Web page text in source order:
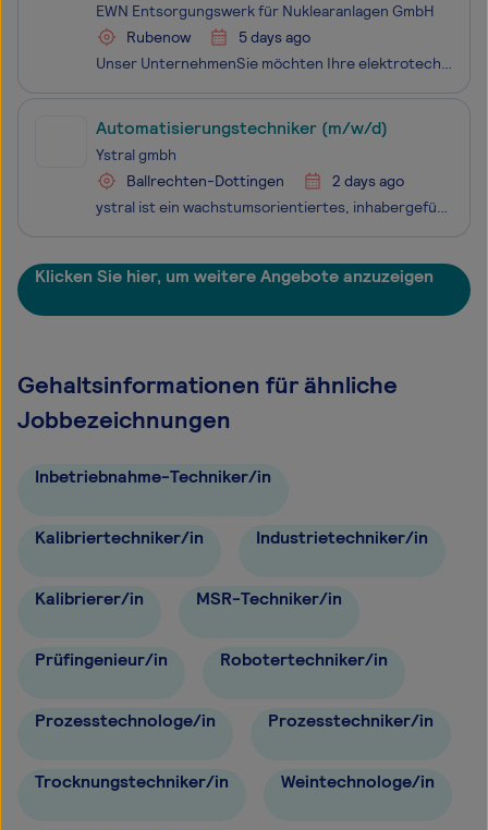
EWN Entsorgungswerk für Nuklearanlagen GmbH
Rubenow
5 days ago
Unser UnternehmenSie möchten Ihre elektrotechnische Expertise in einem technisch anspruchsvollen und zukunftsorientierten Umfeld einsetzen?
Automatisierungstechniker (m/w/d)
Ystral gmbh
Ballrechten-Dottingen
2 days ago
ystral ist ein wachstumsorientiertes, inhabergeführtes Unternehmen im Maschinen- und Anlagenbau mit über 280 Mitarbeitern. Wir projektieren, konstruieren und fertigen mit Herzblut und vollem Engagement durchdachte Mischmaschinen und Prozessanlagen für unsere Kunden aus unterschiedlichsten Branchen w
Klicken Sie hier, um weitere Angebote anzuzeigen
Gehaltsinformationen für ähnliche
Jobbezeichnungen
Inbetriebnahme-Techniker/in
Kalibriertechniker/in Industrietechniker/in
Kalibrierer/in MSR-Techniker/in
Prüfingenieur/in Robotertechniker/in
Prozesstechnologe/in Prozesstechniker/in
Trocknungstechniker/in Weintechnologe/in